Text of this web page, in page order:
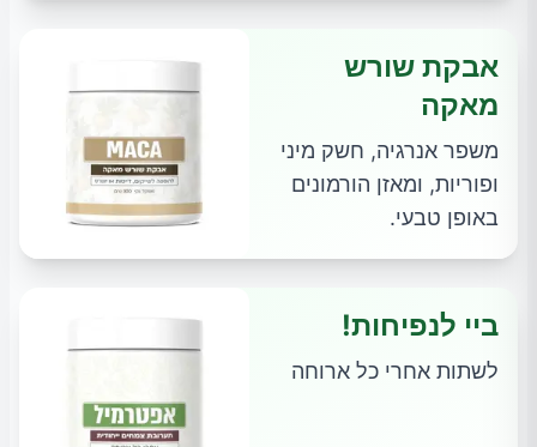
אבקת שורש
מאקה
משפר אנרגיה, חשק מיני
ופוריות, ומאזן הורמונים
באופן טבעי.
ביי לנפיחות!
לשתות אחרי כל ארוחה